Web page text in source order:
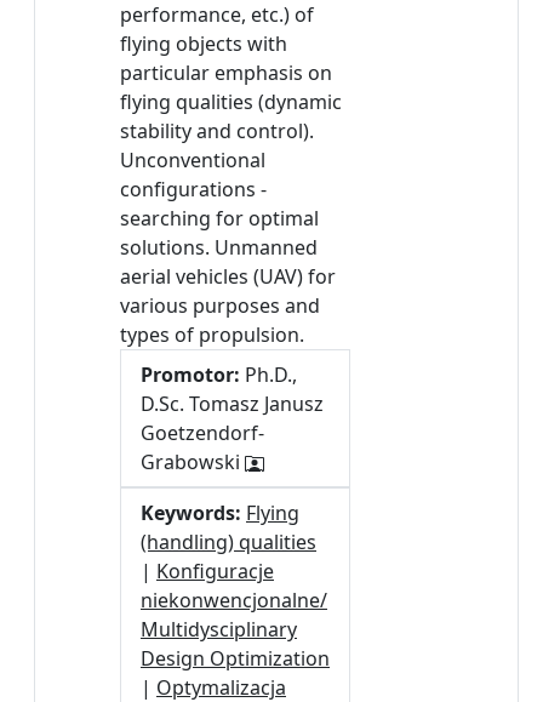
performance, etc.) of
flying objects with
particular emphasis on
flying qualities (dynamic
stability and control).
Unconventional
configurations -
searching for optimal
solutions. Unmanned
aerial vehicles (UAV) for
various purposes and
types of propulsion.
Promotor: Ph.D.,
D.Sc. Tomasz Janusz
Goetzendorf-
Grabowski
Keywords: Flying
(handling) qualities
| Konfiguracje
niekonwencjonalne/
Multidysciplinary
Design Optimization
| Optymalizacja